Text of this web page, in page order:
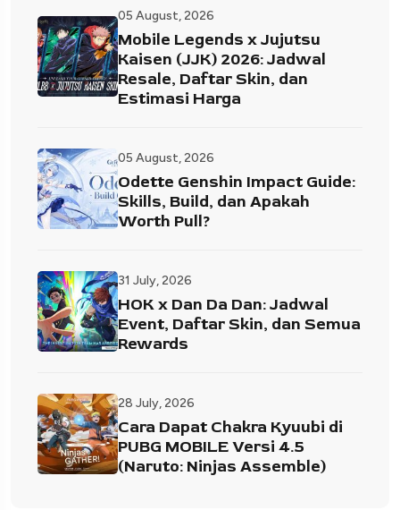
05 August, 2026
Mobile Legends x Jujutsu
Kaisen (JJK) 2026: Jadwal
Resale, Daftar Skin, dan
Estimasi Harga
05 August, 2026
Odette Genshin Impact Guide:
Skills, Build, dan Apakah
Worth Pull?
31 July, 2026
HOK x Dan Da Dan: Jadwal
Event, Daftar Skin, dan Semua
Rewards
28 July, 2026
Cara Dapat Chakra Kyuubi di
PUBG MOBILE Versi 4.5
(Naruto: Ninjas Assemble)